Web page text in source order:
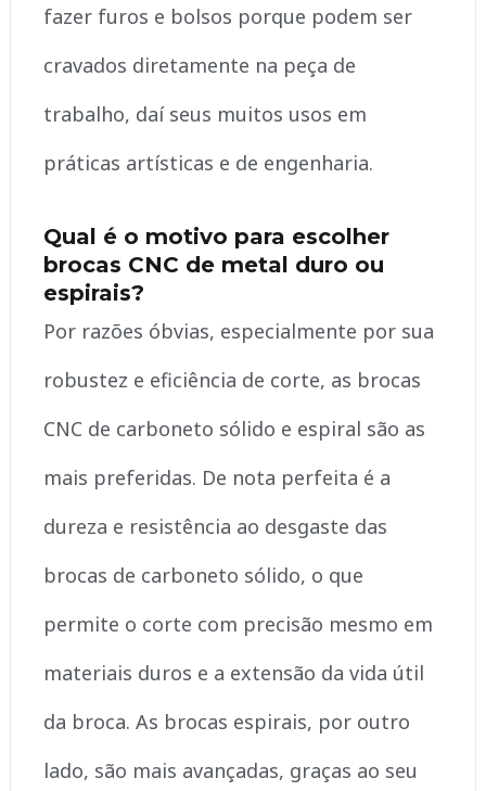
fazer furos e bolsos porque podem ser
cravados diretamente na peça de
trabalho, daí seus muitos usos em
práticas artísticas e de engenharia.
Qual é o motivo para escolher
brocas CNC de metal duro ou
espirais?
Por razões óbvias, especialmente por sua
robustez e eficiência de corte, as brocas
CNC de carboneto sólido e espiral são as
mais preferidas. De nota perfeita é a
dureza e resistência ao desgaste das
brocas de carboneto sólido, o que
permite o corte com precisão mesmo em
materiais duros e a extensão da vida útil
da broca. As brocas espirais, por outro
lado, são mais avançadas, graças ao seu